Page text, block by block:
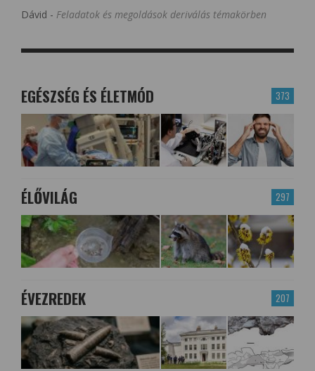
Dávid - Feladatok és megoldások deriválás témakörben
373
EGÉSZSÉG ÉS ÉLETMÓD
297
ÉLŐVILÁG
207
ÉVEZREDEK